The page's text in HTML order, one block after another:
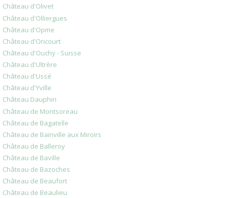
Château d'Olivet
Château d'Olliergues
Château d'Opme
Château d'Oricourt
Château d'Ouchy - Suisse
Château d'Ultrère
Château d'Ussé
Château d'Yville
Château Dauphin
Château de Montsoreau
Château de Bagatelle
Château de Bainville aux Miroirs
Château de Balleroy
Château de Baville
Château de Bazoches
Château de Beaufort
Château de Beaulieu